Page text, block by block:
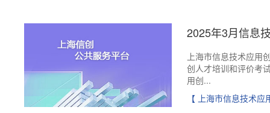
2025年3月信息
上海市信息技术应用
创人才培训和评价考
用创...
【 上海市信息技术